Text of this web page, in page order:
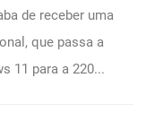
de receber uma
que passa a
11 para a 220...